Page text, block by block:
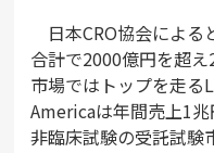
日本CRO協会による
合計で2000億円を超
市場ではトップを走
Americaは年間売上1
非臨床試験の受託試験